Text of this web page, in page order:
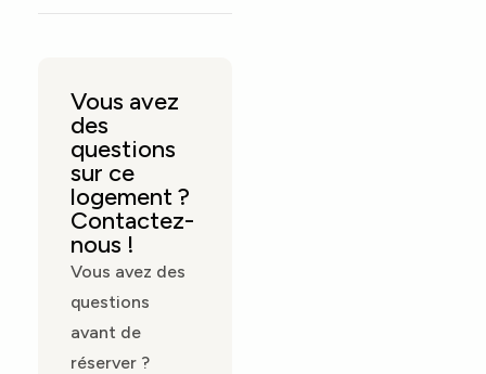
Vous avez
des
questions
sur ce
logement ?
Contactez-
nous !
Vous avez des
questions
avant de
réserver ?